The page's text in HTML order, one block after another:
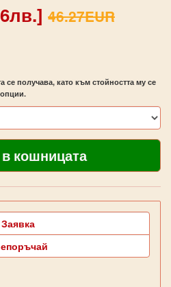
46.27EUR
се получава, като към стойността му се
опции.
Заявка